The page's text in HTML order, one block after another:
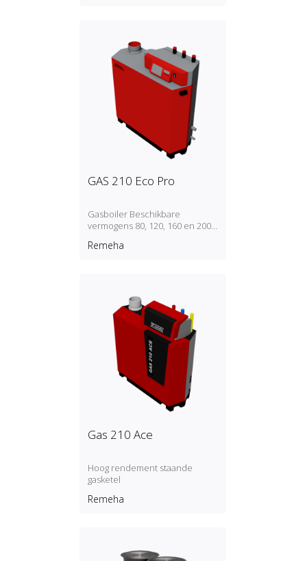
GAS 210 Eco Pro
Gasboiler Beschikbare
vermogens 80, 120, 160 en 200
Remeha
Gas 210 Ace
Hoog rendement staande
gasketel
Remeha